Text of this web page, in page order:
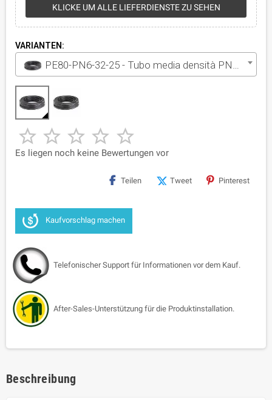
KLICKE UM ALLE LIEFERDIENSTE ZU SEHEN
VARIANTEN:
PE80-PN6-32-25 - Tubo media densità PN6 diametro 32 mm
    
Es liegen noch keine Bewertungen vor
Teilen Tweet Pinterest
Kaufvorschlag machen
Telefonischer Support für Informationen vor dem Kauf.
After-Sales-Unterstützung für die Produktinstallation.
Beschreibung